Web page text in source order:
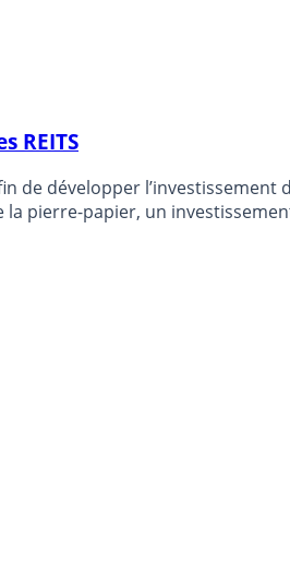
REITS
développer l’investissement
pierre-papier, un